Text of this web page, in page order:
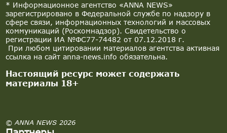
* Информационное агентство «ANNA NEWS»
зарегистрировано в Федеральной службе по надзору в
сфере связи, информационных технологий и массовых
коммуникаций (Роскомнадзор). Свидетельство о
регистрации ИА №ФС77-74482 от 07.12.2018 г.
При любом цитировании материалов агентства активная
ссылка на сайт anna-news.info обязательна.
Настоящий ресурс может содержать
материалы 18+
© ANNA NEWS 2026